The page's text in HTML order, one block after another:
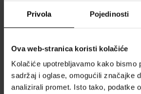
Privola Pojedinosti
Ova web-stranica koristi kolačiće
Kolačiće upotrebljavamo kako bismo
sadržaj i oglase, omogućili značajke
analizirali promet. Isto tako, podatke
Opći uvjeti poslovanja
Zaštita privatnosti
Kada ću dobiti naručenu robu?
Zašto parfemi i satovi od nas?